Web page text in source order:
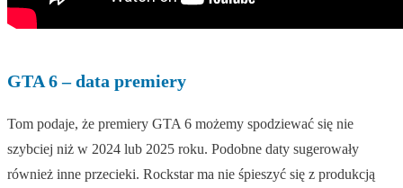
GTA 6 – data premiery
Tom podaje, że premiery GTA 6 możemy spodziewać się nie
szybciej niż w 2024 lub 2025 roku. Podobne daty sugerowały
również inne przecieki. Rockstar ma nie śpieszyć się z produkcją